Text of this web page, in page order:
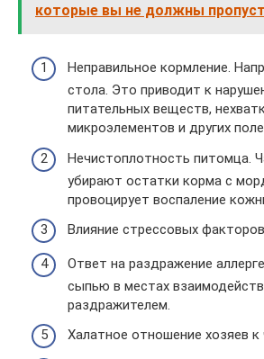
которые вы не должны
Неправильное кормление.
стола. Это приводит к
питательных веществ,
микроэлементов и других
Нечистоплотность питомца.
убирают остатки корма с
провоцирует воспаление
Влияние стрессовых
Ответ на раздражение
сыпью в местах
раздражителем.
Халатное отношение хозяев к